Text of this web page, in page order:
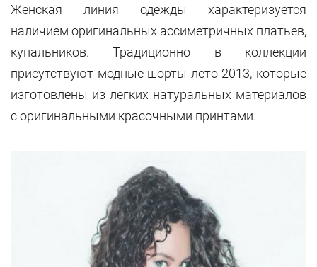
Женская линия одежды характеризуется
наличием оригинальных ассиметричных платьев,
купальников. Традиционно в коллекции
присутствуют модные шорты лето 2013, которые
изготовлены из легких натуральных материалов
с оригинальными красочными принтами.